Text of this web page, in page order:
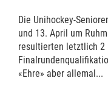
Die Unihockey-
und 13. April um
resultierten letztlich 2
«Ehre» aber allemal...